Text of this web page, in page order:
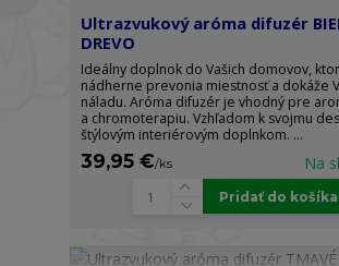
Ultrazvukový aróma difuzér
DREVO
Ideálny doplnok do Vašich domovov,
nádherne prevonia miestnosť a dokáže
náladu. Aróma difuzér je vhodný pre
a chromoterapiu. Vzhľadom k svojmu
štýlovým interiérovým doplnkom. ...
39,95 €/ks Na
Pridať do košíka